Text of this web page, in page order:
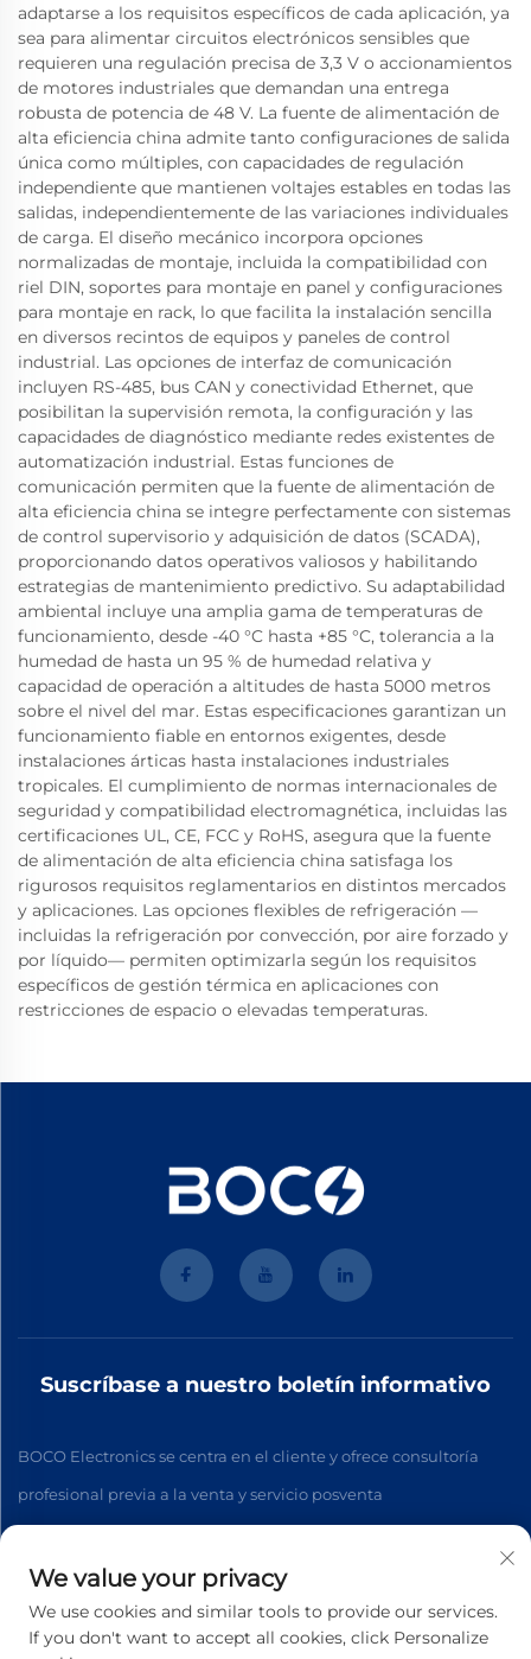
adaptarse a los requisitos específicos de cada aplicación, ya
sea para alimentar circuitos electrónicos sensibles que
requieren una regulación precisa de 3,3 V o accionamientos
de motores industriales que demandan una entrega
robusta de potencia de 48 V. La fuente de alimentación de
alta eficiencia china admite tanto configuraciones de salida
única como múltiples, con capacidades de regulación
independiente que mantienen voltajes estables en todas las
salidas, independientemente de las variaciones individuales
de carga. El diseño mecánico incorpora opciones
normalizadas de montaje, incluida la compatibilidad con
riel DIN, soportes para montaje en panel y configuraciones
para montaje en rack, lo que facilita la instalación sencilla
en diversos recintos de equipos y paneles de control
industrial. Las opciones de interfaz de comunicación
incluyen RS-485, bus CAN y conectividad Ethernet, que
posibilitan la supervisión remota, la configuración y las
capacidades de diagnóstico mediante redes existentes de
automatización industrial. Estas funciones de
comunicación permiten que la fuente de alimentación de
alta eficiencia china se integre perfectamente con sistemas
de control supervisorio y adquisición de datos (SCADA),
proporcionando datos operativos valiosos y habilitando
estrategias de mantenimiento predictivo. Su adaptabilidad
ambiental incluye una amplia gama de temperaturas de
funcionamiento, desde -40 °C hasta +85 °C, tolerancia a la
humedad de hasta un 95 % de humedad relativa y
capacidad de operación a altitudes de hasta 5000 metros
sobre el nivel del mar. Estas especificaciones garantizan un
funcionamiento fiable en entornos exigentes, desde
instalaciones árticas hasta instalaciones industriales
tropicales. El cumplimiento de normas internacionales de
seguridad y compatibilidad electromagnética, incluidas las
certificaciones UL, CE, FCC y RoHS, asegura que la fuente
de alimentación de alta eficiencia china satisfaga los
rigurosos requisitos reglamentarios en distintos mercados
y aplicaciones. Las opciones flexibles de refrigeración —
incluidas la refrigeración por convección, por aire forzado y
por líquido— permiten optimizarla según los requisitos
específicos de gestión térmica en aplicaciones con
restricciones de espacio o elevadas temperaturas.
Suscríbase a nuestro boletín informativo
BOCO Electronics se centra en el cliente y ofrece consultoría
profesional previa a la venta y servicio posventa
We value your privacy
We use cookies and similar tools to provide our services.
If you don't want to accept all cookies, click Personalize